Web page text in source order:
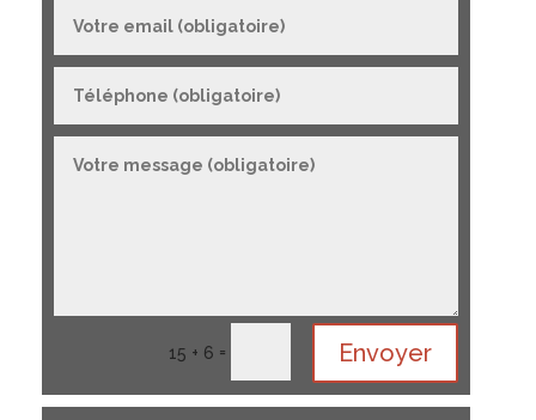
15 + 6 = Envoyer